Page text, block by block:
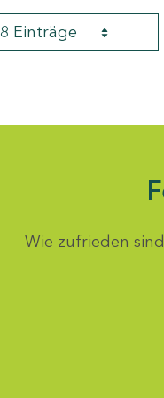
8 Einträge
Wie zufrieden